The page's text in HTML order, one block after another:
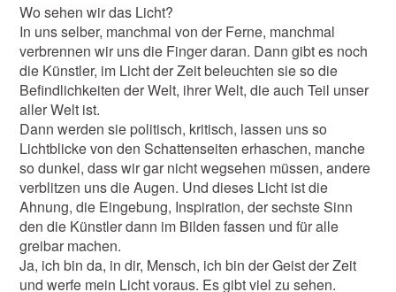
Wo sehen wir das Licht?
In uns selber, manchmal von der Ferne, manchmal
verbrennen wir uns die Finger daran. Dann gibt es noch
die Künstler, im Licht der Zeit beleuchten sie so die
Befindlichkeiten der Welt, ihrer Welt, die auch Teil unser
aller Welt ist.
Dann werden sie politisch, kritisch, lassen uns so
Lichtblicke von den Schattenseiten erhaschen, manche
so dunkel, dass wir gar nicht wegsehen müssen, andere
verblitzen uns die Augen. Und dieses Licht ist die
Ahnung, die Eingebung, Inspiration, der sechste Sinn
den die Künstler dann im Bilden fassen und für alle
greibar machen.
Ja, ich bin da, in dir, Mensch, ich bin der Geist der Zeit
und werfe mein Licht voraus. Es gibt viel zu sehen.